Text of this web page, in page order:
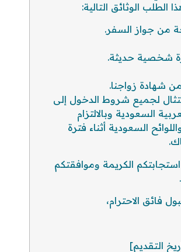
الطلب الوثائق التالية:
من جواز السفر.
شخصية حديثة.
شهادة زواجنا.
لجميع شروط الدخول إلى
السعودية وبالالتزام
السعودية أثناء فترة
الكريمة وموافقتكم
فائق الاحترام،
التقديم]